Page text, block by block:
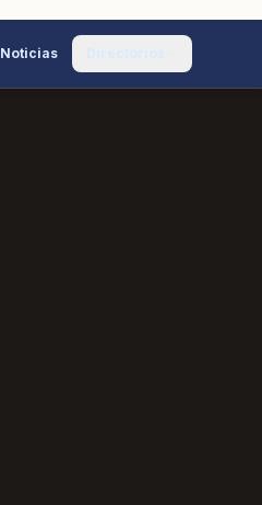
Noticias